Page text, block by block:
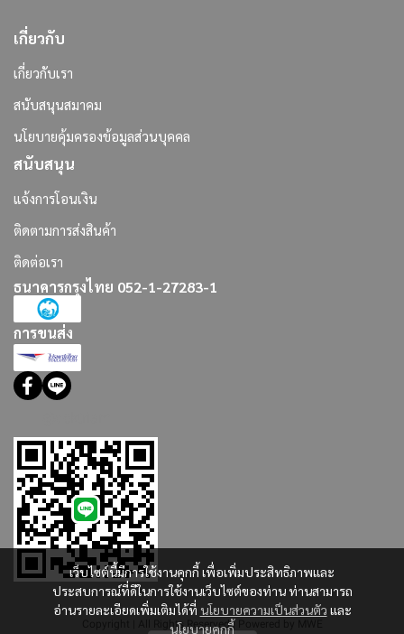
เว็บไซต์นี้มีการใช้งานคุกกี้ เพื่อเพิ่มประสิทธิภาพและ
ประสบการณ์ที่ดีในการใช้งานเว็บไซต์ของท่าน ท่านสามารถ
อ่านรายละเอียดเพิ่มเติมได้ที่ นโยบายความเป็นส่วนตัว และ
นโยบายคุกกี้
เกี่ยวกับ
เกี่ยวกับเรา
สนับสนุนสมาคม
นโยบายคุ้มครองข้อมูลส่วนบุคคล
สนับสนุน
แจ้งการโอนเงิน
ติดตามการส่งสินค้า
ติดต่อเรา
ธนาคารกรุงไทย 052-1-27283-1
การขนส่ง
Copyright | All Rights Reserved | Powered by MWE